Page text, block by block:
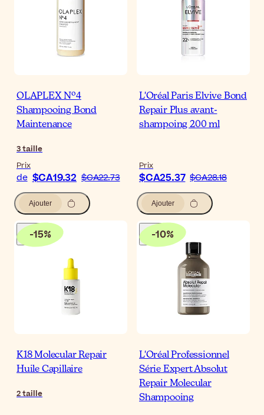
OLAPLEX Nº4
Shampooing Bond
Maintenance
3taille
Prix
de $CA19.32 $CA22.73
Ajouter
L'Oréal Paris Elvive Bond
Repair Plus avant-
shampoing 200 ml
Prix
$CA25.37 $CA28.18
Ajouter
-15%
K18 Molecular Repair
Huile Capillaire
2taille
-10%
L'Oréal Professionnel
Série Expert Absolut
Repair Molecular
Shampooing